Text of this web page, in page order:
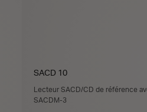
SACD 10
Lecteur SACD/CD de référence
SACDM-3